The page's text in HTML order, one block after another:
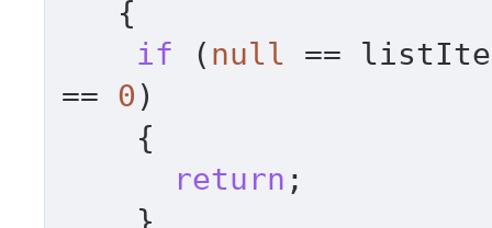
if ( null ==
== 0 )
return ;